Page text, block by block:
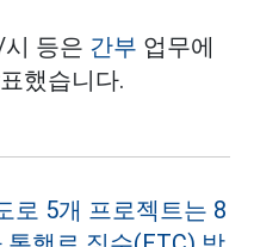
등은 간부 업무에
했습니다.